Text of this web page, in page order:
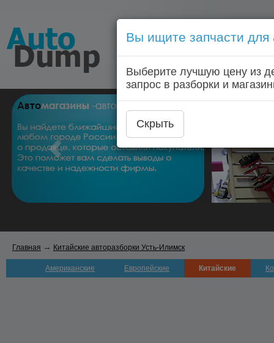
Голосовой запрос
Главная
Главная → Китайские авторазборки Усть-Илимск
Американские Европейские Китайские
Вы ищите запчасти для
Выберите лучшую цену из
запрос в разборки и
Скрыть